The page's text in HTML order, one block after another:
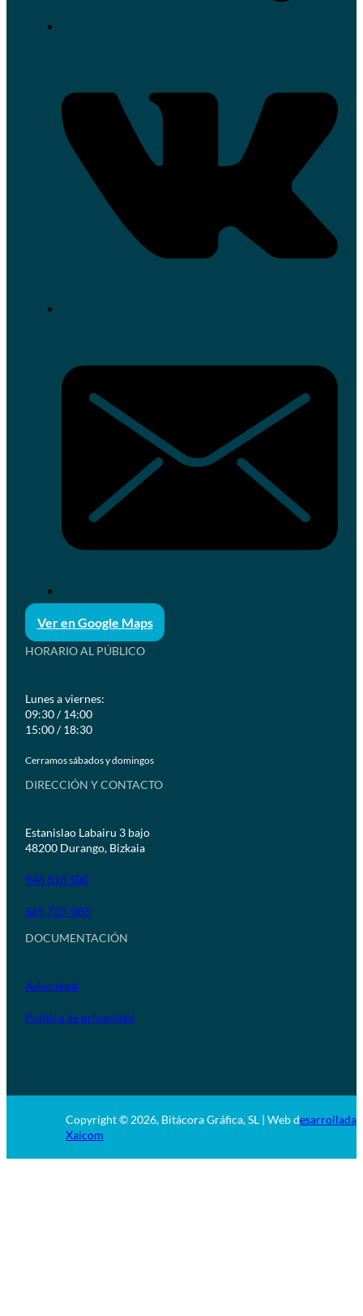
Ver en Google Maps
HORARIO AL PÚBLICO
Lunes a viernes:
09:30 / 14:00
15:00 / 18:30
Cerramos sábados y domingos
DIRECCIÓN Y CONTACTO
Estanislao Labairu 3 bajo
48200 Durango, Bizkaia
946 818 100
665 723 086
DOCUMENTACIÓN
Aviso legal
Política de privacidad
Copyright © 2026, Bitácora Gráfica, SL | Web desarrollada
Xaicom